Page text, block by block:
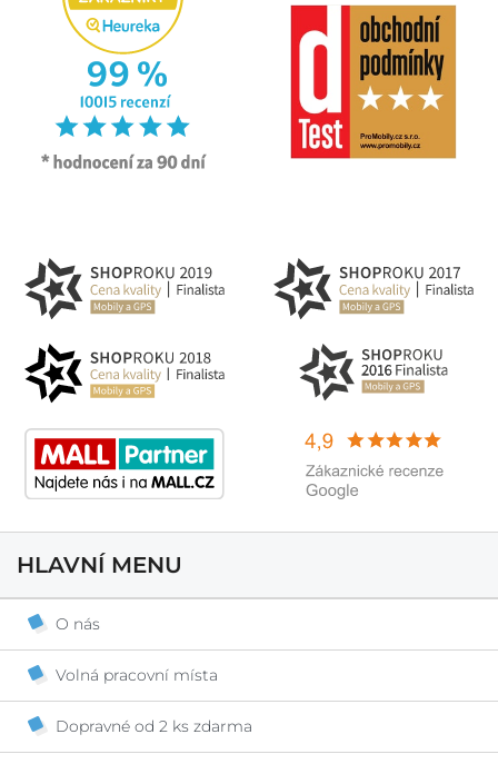
HLAVNÍ MENU
O nás
Volná pracovní místa
Dopravné od 2 ks zdarma